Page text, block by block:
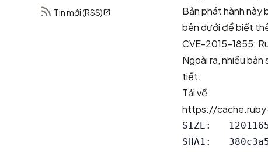
Tin mới (RSS)
Bản phát hành này
bên dưới để biết
CVE-2015-1855:
Ngoài ra, nhiều
tiết.
Tải về
https://
SIZE:
SHA1: